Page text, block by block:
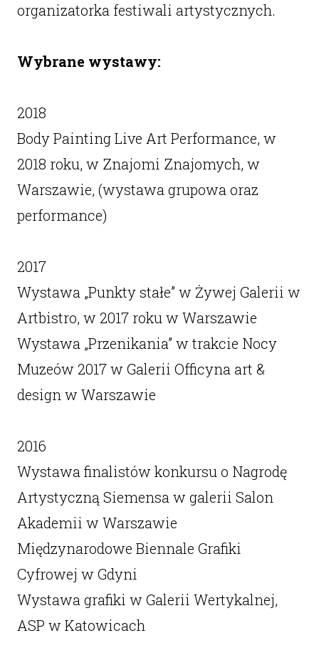
organizatorka festiwali artystycznych.
Wybrane wystawy:
2018
Body Painting Live Art Performance, w
2018 roku, w Znajomi Znajomych, w
Warszawie, (wystawa grupowa oraz
performance)
2017
Wystawa „Punkty stałe” w Żywej Galerii w
Artbistro, w 2017 roku w Warszawie
Wystawa „Przenikania” w trakcie Nocy
Muzeów 2017 w Galerii Officyna art &
design w Warszawie
2016
Wystawa finalistów konkursu o Nagrodę
Artystyczną Siemensa w galerii Salon
Akademii w Warszawie
Międzynarodowe Biennale Grafiki
Cyfrowej w Gdyni
Wystawa grafiki w Galerii Wertykalnej,
ASP w Katowicach